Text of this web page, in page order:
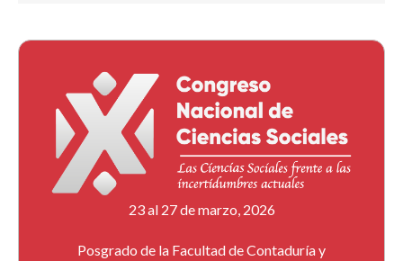
23 al 27 de marzo, 2026
Posgrado de la Facultad de Contaduría y